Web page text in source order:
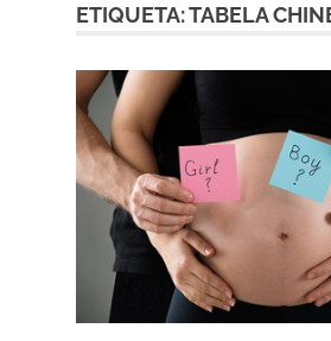
ETIQUETA:TABELA